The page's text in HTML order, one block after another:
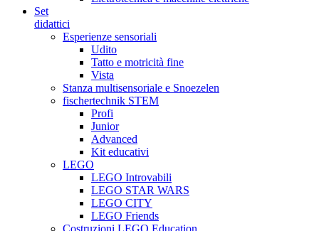
Set
didattici
Esperienze sensoriali
Udito
Tatto e motricità fine
Vista
Stanza multisensoriale e Snoezelen
fischertechnik STEM
Profi
Junior
Advanced
Kit educativi
LEGO
LEGO Introvabili
LEGO STAR WARS
LEGO CITY
LEGO Friends
Costruzioni LEGO Education